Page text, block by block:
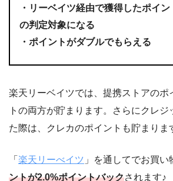
・リーベイツ経由で獲得したポイ
の判定対象になる
・ポイントがダブルでもらえる
楽天リーベイツでは、提携ストアのポ
トの両方が貯まります。さらにクレ
た際は、クレカのポイントも貯まりま
「 楽天リーべイツ 」を通してでお買い
ントが2.0%ポイントバックされます♪